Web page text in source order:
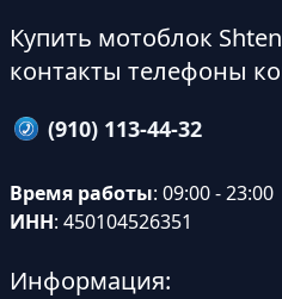
Купить мотоблок
контакты телефоны
(910) 113-44-32
Время работы: 09:00 - 23:00
ИНН: 450104526351
Информация: